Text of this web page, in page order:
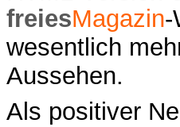
freiesMagazin-
wesentlich
Aussehen.
Als positiver